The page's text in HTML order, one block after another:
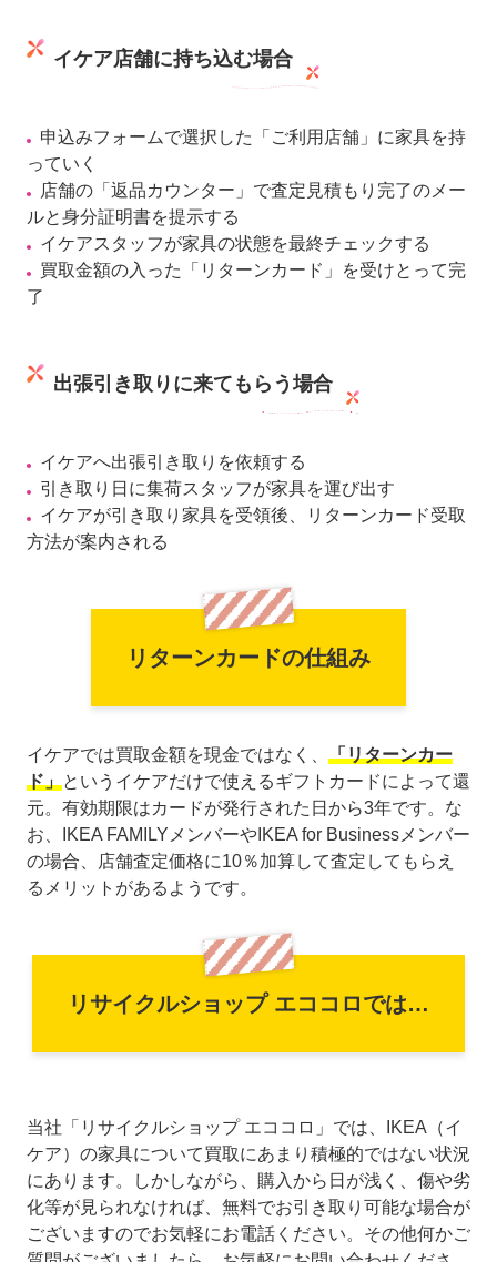
イケア店舗に持ち込む場合
申込みフォームで選択した「ご利用店舗」に家具を持
っていく
店舗の「返品カウンター」で査定見積もり完了のメー
ルと身分証明書を提示する
イケアスタッフが家具の状態を最終チェックする
買取金額の入った「リターンカード」を受けとって完
了
出張引き取りに来てもらう場合
イケアへ出張引き取りを依頼する
引き取り日に集荷スタッフが家具を運び出す
イケアが引き取り家具を受領後、リターンカード受取
方法が案内される
リターンカードの仕組み
イケアでは買取金額を現金ではなく、 「リターンカー
ド」というイケアだけで使えるギフトカードによって還
元。有効期限はカードが発行された日から3年です。な
お、IKEA FAMILYメンバーやIKEA for Businessメンバー
の場合、店舗査定価格に10％加算して査定してもらえ
るメリットがあるようです。
リサイクルショップ エココロでは…
当社「リサイクルショップ エココロ」では、IKEA（イ
ケア）の家具について買取にあまり積極的ではない状況
にあります。しかしながら、購入から日が浅く、傷や劣
化等が見られなければ、無料でお引き取り可能な場合が
ございますのでお気軽にお電話ください。その他何かご